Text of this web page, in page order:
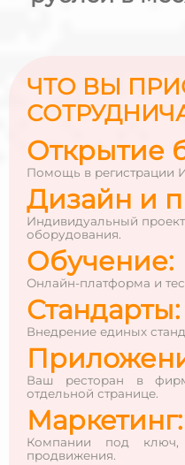
ЧТО ВЫ
Открытие
Помощь в регистрации
Дизайн и
Индивидуальный
оборудования.
Обучение:
Онлайн-платформа и
Стандарты:
Внедрение единых
Ваш ресторан в
отдельной странице.
Маркетинг:
Компании под
продвижения.